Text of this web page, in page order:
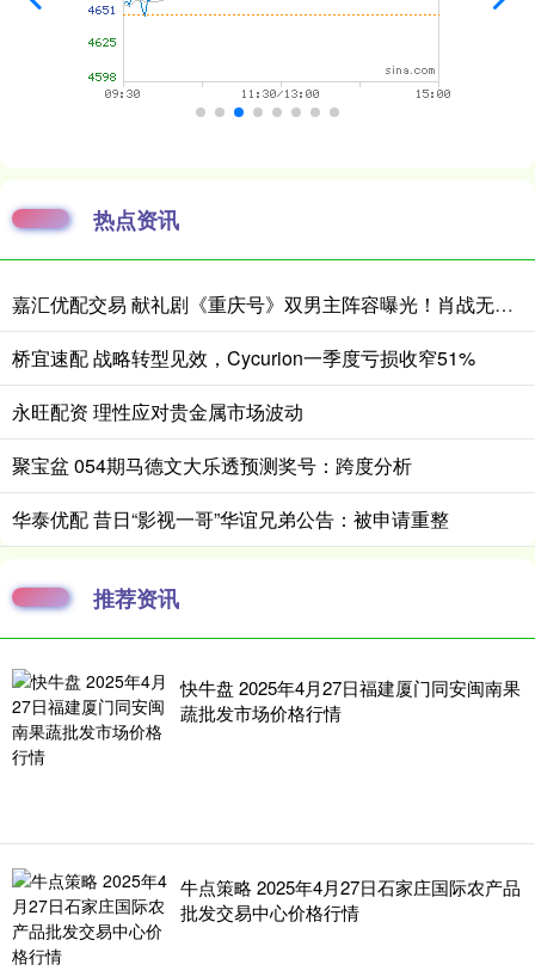
热点资讯
嘉汇优配交易 献礼剧《重庆号》双男主阵容曝光！肖战无缝衔接进组，搭档老顶流
桥宜速配 战略转型见效，Cycurion一季度亏损收窄51%
永旺配资 理性应对贵金属市场波动
聚宝盆 054期马德文大乐透预测奖号：跨度分析
华泰优配 昔日“影视一哥”华谊兄弟公告：被申请重整
推荐资讯
快牛盘 2025年4月27日福建厦门同安闽南果
蔬批发市场价格行情
牛点策略 2025年4月27日石家庄国际农产品
批发交易中心价格行情